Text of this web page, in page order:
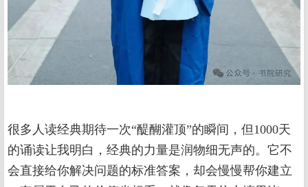
很多人读经典期待一次“醍醐灌顶”的瞬间，但1000天
的诵读让我明白，经典的力量是润物细无声的。它不
会直接给你解决问题的标准答案，却会慢慢帮你建立